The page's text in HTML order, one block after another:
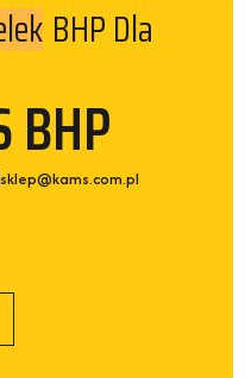
BHP Dla
BHP
sklep@kams.com.pl